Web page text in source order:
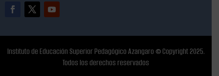
Instituto de Educación Superior Pedagógico Azangaro © Copyright 2025.
Todos los derechos reservados